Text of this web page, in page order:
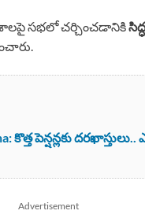
సభలో చర్చించడానికి
కొత్త పెన్షన్లకు
Advertisement